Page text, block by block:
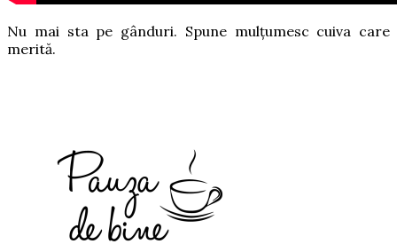
Nu mai sta pe gânduri. Spune mulțumesc cuiva care
merită.